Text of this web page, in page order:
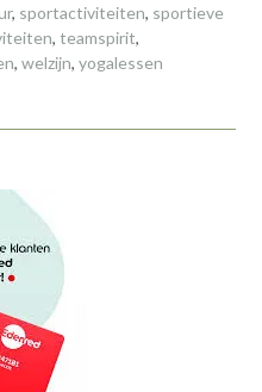
, sportactiviteiten, sportieve
, teamspirit,
, welzijn, yogalessen